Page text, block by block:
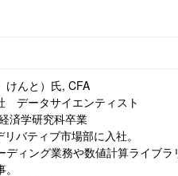
んと）氏, CFA
データサイエンティスト
済学研究科卒業
バティブ市場部に入社。
ディング業務や数値計算ライブ